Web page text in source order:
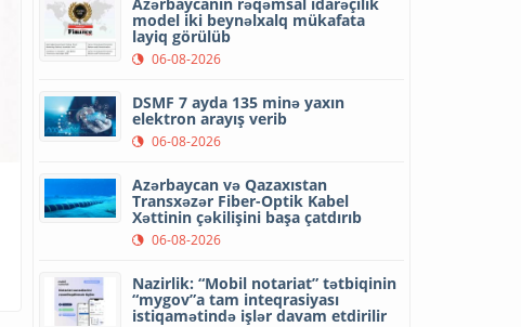
model iki beynəlxalq mükafata
layiq görülüb
06-08-2026
DSMF 7 ayda 135 minə yaxın
elektron arayış verib
06-08-2026
Azərbaycan və Qazaxıstan
Transxəzər Fiber-Optik Kabel
Xəttinin çəkilişini başa çatdırıb
06-08-2026
Nazirlik: “Mobil notariat” tətbiqinin
“mygov”a tam inteqrasiyası
istiqamətində işlər davam etdirilir